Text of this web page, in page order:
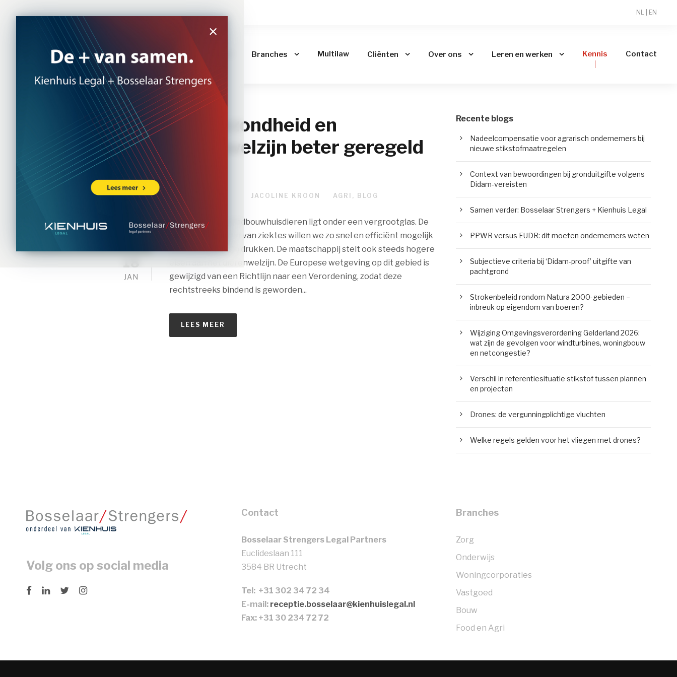
×
NL EN
Branches Multilaw Cliënten Over ons Leren en werken Kennis Contact
18
JAN
Diergezondheid en
dierenwelzijn beter geregeld
(?)
18 JANUARI 2022 JACOLINE KROON AGRI , BLOG
Het welzijn van landbouwhuisdieren ligt onder een vergrootglas. De
nadelige gevolgen van ziektes willen we zo snel en efficiënt mogelijk
de kop in (kunnen) drukken. De maatschappij stelt ook steeds hogere
eisen aan het dierenwelzijn. De Europese wetgeving op dit gebied is
gewijzigd van een Richtlijn naar een Verordening, zodat deze
rechtstreeks bindend is geworden...
LEES MEER
Recente blogs
Nadeelcompensatie voor agrarisch ondernemers bij
nieuwe stikstofmaatregelen
Context van bewoordingen bij gronduitgifte volgens
Didam-vereisten
Samen verder: Bosselaar Strengers + Kienhuis Legal
PPWR versus EUDR: dit moeten ondernemers weten
Subjectieve criteria bij ‘Didam-proof’ uitgifte van
pachtgrond
Strokenbeleid rondom Natura 2000-gebieden –
inbreuk op eigendom van boeren?
Wijziging Omgevingsverordening Gelderland 2026:
wat zijn de gevolgen voor windturbines, woningbouw
en netcongestie?
Verschil in referentiesituatie stikstof tussen plannen
en projecten
Drones: de vergunningplichtige vluchten
Welke regels gelden voor het vliegen met drones?
Volg ons op social media
Contact
Bosselaar Strengers Legal Partners
Euclideslaan 111
3584 BR Utrecht
Tel: +31 302 34 72 34
E-mail: receptie.bosselaar@kienhuislegal.nl
Fax: +31 30 234 72 72
Branches
Zorg
Onderwijs
Woningcorporaties
Vastgoed
Bouw
Food en Agri